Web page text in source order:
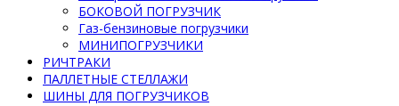
БОКОВОЙ ПОГРУЗЧИК
Газ-бензиновые погрузчики
МИНИПОГРУЗЧИКИ
РИЧТРАКИ
ПАЛЛЕТНЫЕ СТЕЛЛАЖИ
ШИНЫ ДЛЯ ПОГРУЗЧИКОВ